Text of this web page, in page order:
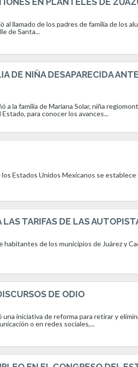
al llamado de los padres de familia de los
de Santa...
DE NIÑA DESAPARECIDA
a la familia de Mariana Solar, niña
para conocer los avances...
Estados Unidos Mexicanos se
TARIFAS DE LAS
habitantes de los municipios de Juárez y
DE ODIO
una iniciativa de reforma para retirar y
o en redes sociales,...